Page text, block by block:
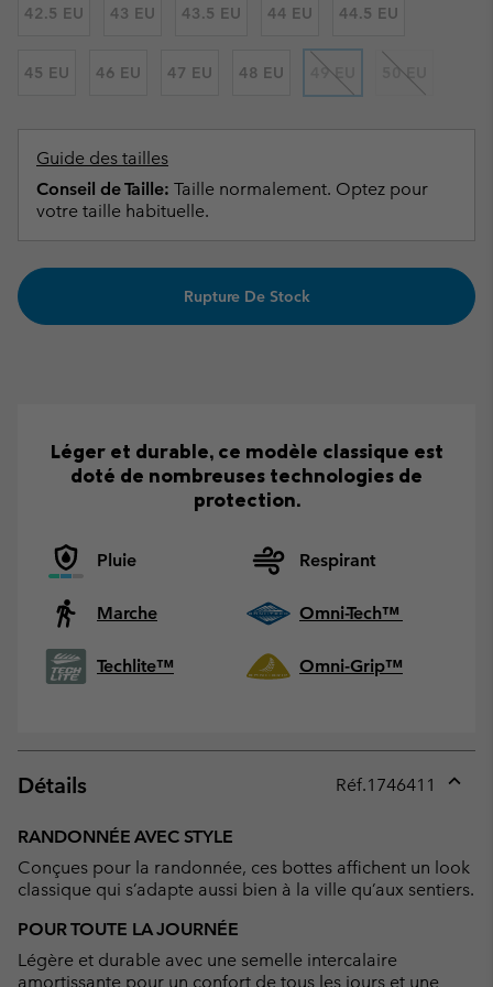
42.5 EU 43 EU 43.5 EU 44 EU 44.5 EU
45 EU 46 EU 47 EU 48 EU 49 EU 50 EU
Guide des tailles
Conseil de Taille: Taille normalement. Optez pour
votre taille habituelle.
Rupture De Stock
Léger et durable, ce modèle classique est
doté de nombreuses technologies de
protection.
Pluie Respirant
Marche Omni-Tech™
Techlite™ Omni-Grip™
Détails Réf.1746411
RANDONNÉE AVEC STYLE
Conçues pour la randonnée, ces bottes affichent un look
classique qui s’adapte aussi bien à la ville qu’aux sentiers.
POUR TOUTE LA JOURNÉE
Légère et durable avec une semelle intercalaire
amortissante pour un confort de tous les jours et une